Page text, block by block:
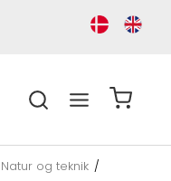
Natur og teknik /